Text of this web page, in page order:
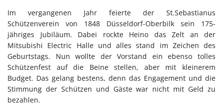
Im vergangenen Jahr feierte der St.Sebastianus
Schützenverein von 1848 Düsseldorf-Oberbilk sein 175-
jähriges Jubiläum. Dabei rockte Heino das Zelt an der
Mitsubishi Electric Halle und alles stand im Zeichen des
Geburtstags. Nun wollte der Vorstand ein ebenso tolles
Schützenfest auf die Beine stellen, aber mit kleinerem
Budget. Das gelang bestens, denn das Engagement und die
Stimmung der Schützen und Gäste war nicht mit Geld zu
bezahlen.